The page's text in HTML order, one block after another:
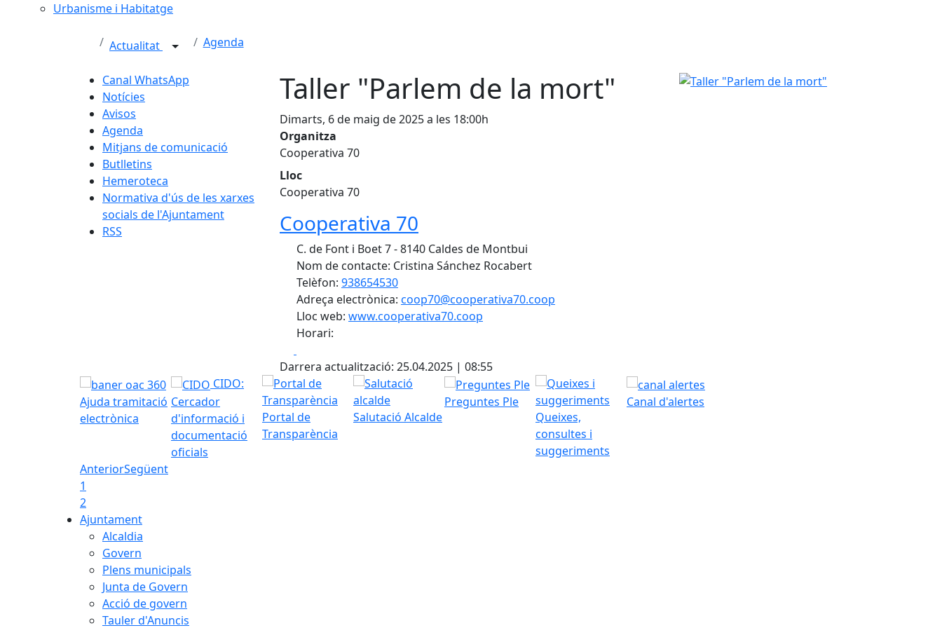
Urbanisme i Habitatge
Actualitat Agenda
Canal WhatsApp
Notícies
Avisos
Agenda
Mitjans de comunicació
Butlletins
Hemeroteca
Normativa d'ús de les xarxes
socials de l'Ajuntament
RSS
Taller "Parlem de la mort"
Dimarts, 6 de maig de 2025 a les 18:00h
Organitza
Cooperativa 70
Lloc
Cooperativa 70
Cooperativa 70
C. de Font i Boet 7 - 8140 Caldes de Montbui
Nom de contacte: Cristina Sánchez Rocabert
Telèfon: 938654530
Adreça electrònica: coop70@cooperativa70.coop
Lloc web: www.cooperativa70.coop
Horari:
Darrera actualització: 25.04.2025 | 08:55
Taller "Parlem de la mort"
Ajuda tramitació
electrònica
CIDO:
Cercador
d'informació i
documentació
oficials
Portal de
Transparència
Salutació Alcalde
Preguntes Ple
Queixes,
consultes i
suggeriments
Canal d'alertes
AnteriorSegüent
1
2
Ajuntament
Alcaldia
Govern
Plens municipals
Junta de Govern
Acció de govern
Tauler d'Anuncis